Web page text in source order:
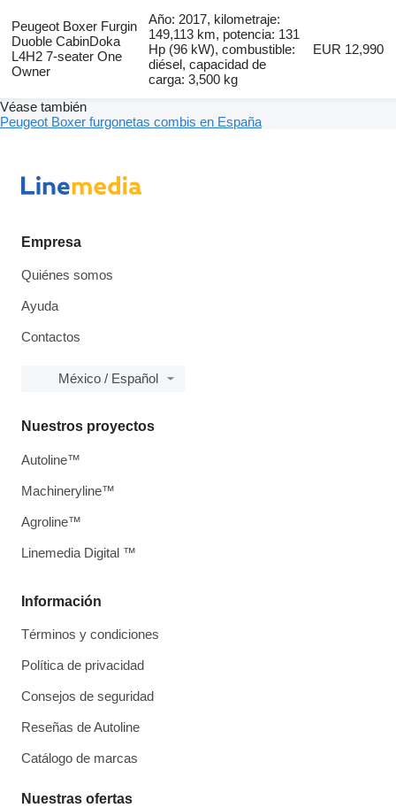
Peugeot Boxer Furgin
Duoble CabinDoka
L4H2 7-seater One
Owner
Año: 2017, kilometraje:
149,113 km, potencia: 131
Hp (96 kW), combustible:
diésel, capacidad de
carga: 3,500 kg
EUR 12,990
Véase también
Peugeot Boxer furgonetas combis en España
Empresa
Quiénes somos
Ayuda
Contactos
México / Español
Información
Términos y condiciones
Política de privacidad
Consejos de seguridad
Reseñas de Autoline
Catálogo de marcas
Nuestras ofertas
Nuestros proyectos
Autoline™
Machineryline™
Agroline™
Linemedia Digital ™